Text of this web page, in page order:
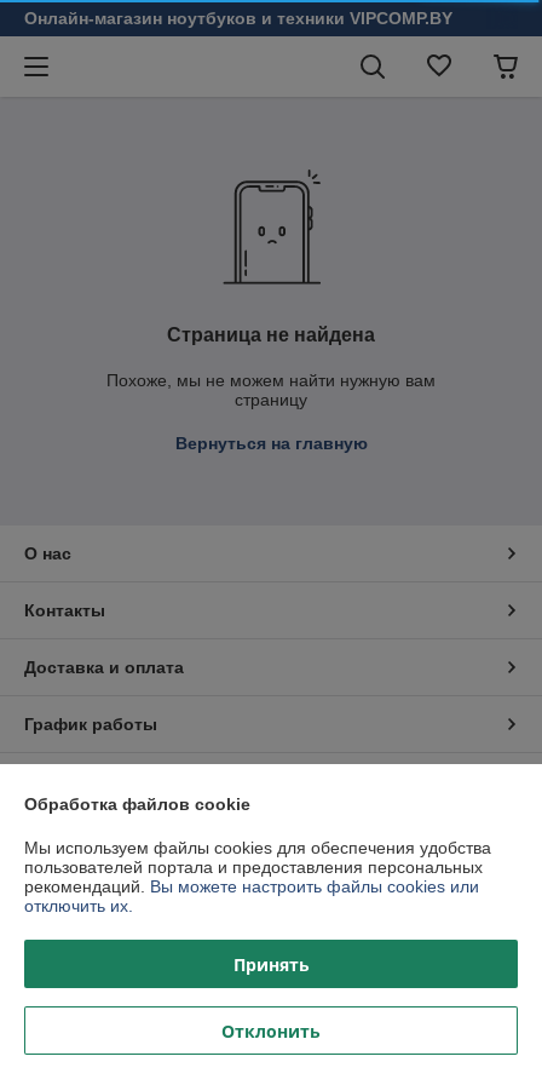
Онлайн-магазин ноутбуков и техники VIPCOMP.BY
Страница не найдена
Похоже, мы не можем найти нужную вам
страницу
Вернуться на главную
О нас
Контакты
Доставка и оплата
График работы
Политика обработки cookies
Сайт создан на платформе Deal.by
Обработка файлов cookie
Мы используем файлы cookies для обеспечения удобства
пользователей портала и предоставления персональных
рекомендаций. Вы можете настроить файлы cookies или
отключить их.
Принять
Отклонить